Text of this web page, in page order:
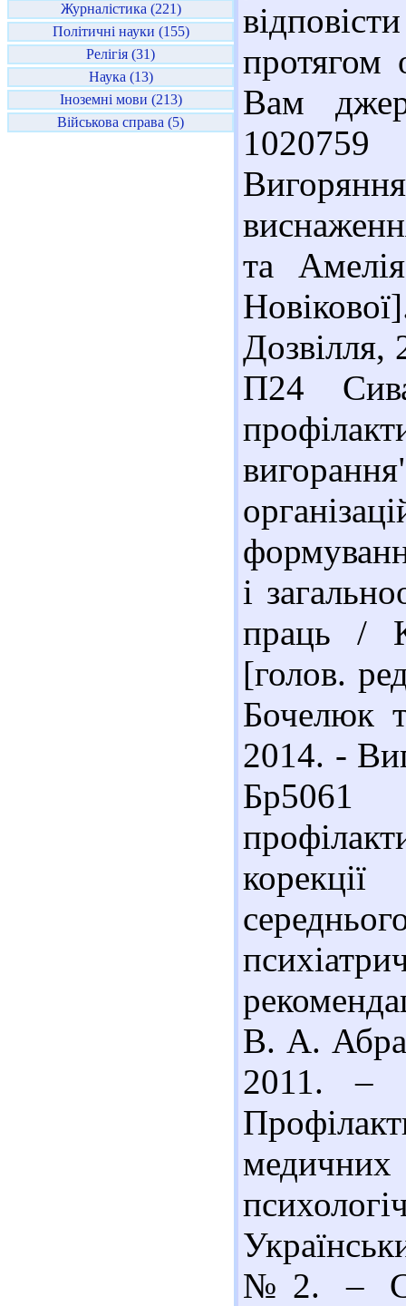
Журналістика (221)
Політичні науки (155)
Релігія (31)
Наука (13)
Іноземні мови (213)
Військова справа (5)
протягом
Вам
та
Дозвілля,
П24
і
праць /
[голов.
Бочелюк
2014. -
В. А.
2011.
№2. –